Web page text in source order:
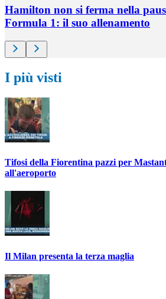
Hamilton non si ferma nella
Formula 1: il suo allenamento
I più visti
Tifosi della Fiorentina pazzi per
all'aeroporto
Il Milan presenta la terza maglia